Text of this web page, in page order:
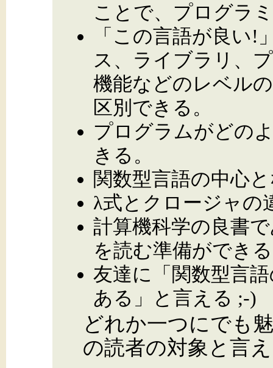
ことで、プログラ
「この言語が良い!
ス、ライブラリ、
機能などのレベル
区別できる。
プログラムがどの
きる。
関数型言語の中心
λ式とクロージャの
計算機科学の良書
を読む準備ができ
友達に「関数型言
ある」と言える ;-)
どれか一つにでも
の読者の対象と言